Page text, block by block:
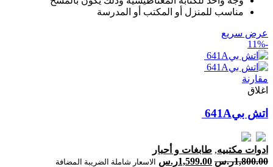
مناسب للمنزل أو المكتب أو المدرسة
عرض سريع
-11%
مقارنة
اغلاق
ادوات مكتبيه, طابغات و أحبار
1,800.00ر.س 1,599.00ر.س الاسعار شاملة الضريبة المضافة